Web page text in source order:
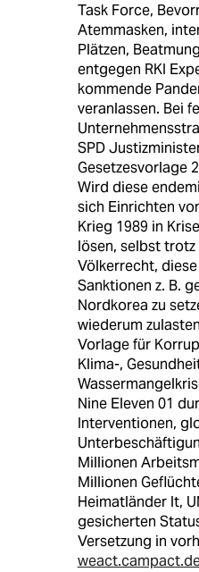
Task Force,
Atemmasken,
Plätzen,
entgegen RKI
kommende
veranlassen. Bei
SPD
Gesetzesvorlage
Wird diese
sich Einrichten
Krieg 1989 in
lösen, selbst
Völkerrecht,
Sanktionen z. B.
Nordkorea zu
wiederum
Vorlage für
Klima-,
Nine Eleven 01
Interventionen,
Millionen
Millionen
Heimatländer lt,
gesicherten
Versetzung in